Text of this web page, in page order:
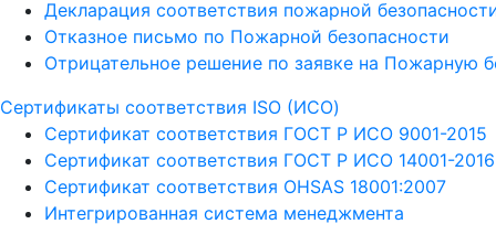
Декларация соответствия пожарной
Отказное письмо по Пожарной безопасности
Отрицательное решение по заявке на Пожарную
Сертификаты соответствия ISO (ИСО)
Сертификат соответствия ГОСТ Р ИСО 9001-2015
Сертификат соответствия ГОСТ Р ИСО 14001-2016
Сертификат соответствия OHSAS 18001:2007
Интегрированная система менеджмента